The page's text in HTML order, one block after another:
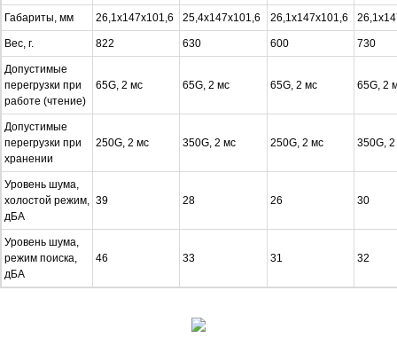
Габариты, мм 26,1х147х101,6 25,4х147х101,6 26,1х147х101,6
Вес, г. 822 630 600 730
Допустимые
перегрузки при
работе (чтение)
65G, 2 мс 65G, 2 мс 65G, 2 мс 65G, 2
Допустимые
перегрузки при
хранении
250G, 2 мс 350G, 2 мс 250G, 2 мс 350G,
Уровень шума,
холостой режим,
дБА
39 28 26 30
Уровень шума,
режим поиска,
дБА
46 33 31 32